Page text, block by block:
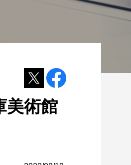
美術館